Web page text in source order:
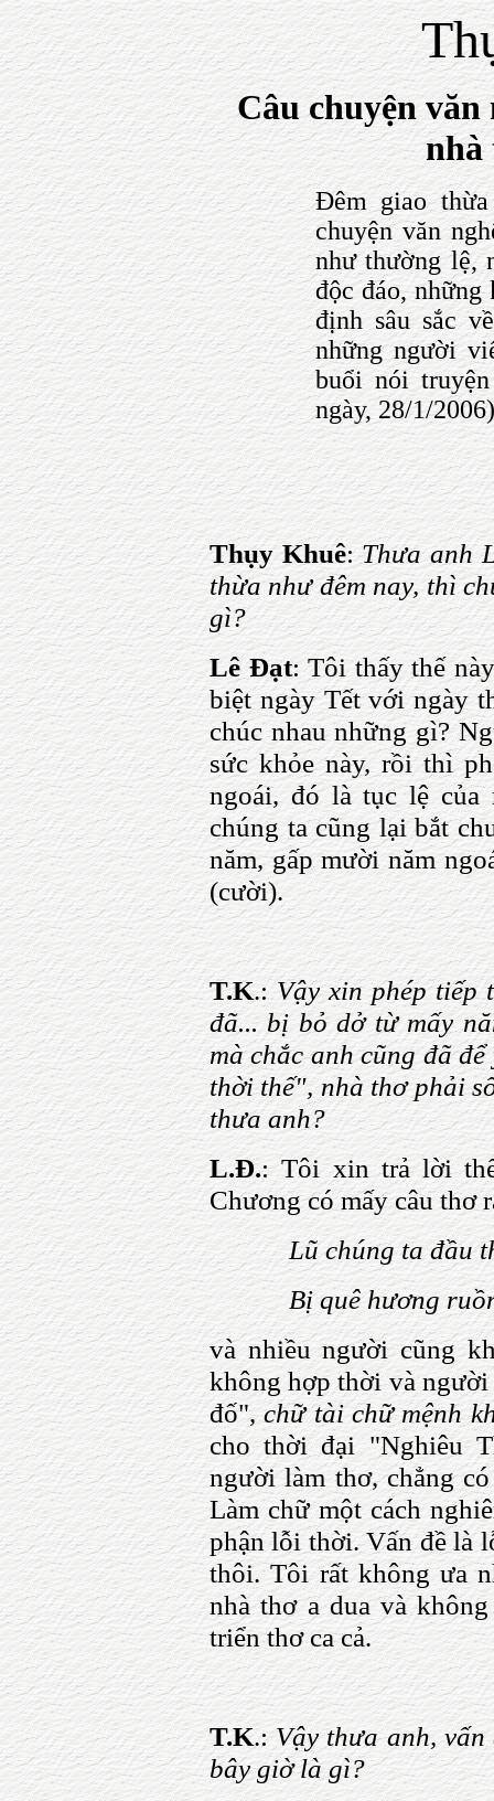
Câu chuyện
nhà
Đêm giao
chuyện văn
như thường lệ,
độc đáo,
định sâu sắc
những người
buổi nói
ngày, 28/1/
Thụy Khuê:Thưa anh
thừa như đêm nay, thì
gì?
Lê Đạt: Tôi thấy thế
biệt ngày Tết với ngày
chúc nhau những gì?
sức khỏe này, rồi thì
ngoái, đó là tục lệ của
chúng ta cũng lại bắt
năm, gấp mười năm
(cười).
T.K.:Vậy xin phép tiếp
đã... bị bỏ dở từ mấy
mà chắc anh cũng đã
thời thế", nhà thơ phải
thưa anh?
L.Đ.: Tôi xin trả lời
Chương có mấy câu thơ
Lũ chúng ta đầu
Bị quê hương
và nhiều người cũng
không hợp thời và người
đố",chữ tài chữ mệnh
cho thời đại "Nghiêu
người làm thơ, chẳng
Làm chữ một cách
phận lỗi thời. Vấn đề là
thôi. Tôi rất không ưa
nhà thơ a dua và
triển thơ ca cả.
T.K.:Vậy thưa anh, vấn
bây giờ là gì?